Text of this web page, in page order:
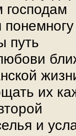
господам
путь
их
и